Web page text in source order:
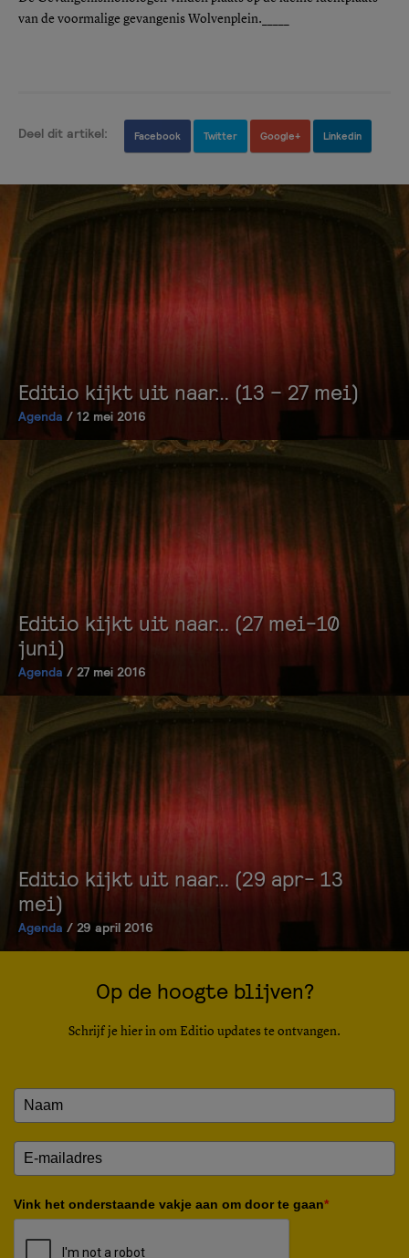
van de voormalige gevangenis Wolvenplein._____
Deel dit artikel: Facebook Twitter Google+ Linkedin
Editio kijkt uit naar… (13 – 27 mei)
Agenda / 12 mei 2016
Editio kijkt uit naar… (27 mei-10
juni)
Agenda / 27 mei 2016
Editio kijkt uit naar… (29 apr- 13
mei)
Agenda / 29 april 2016
Op de hoogte blijven?
Schrijf je hier in om Editio updates te ontvangen.
Vink het onderstaande vakje aan om door te gaan*